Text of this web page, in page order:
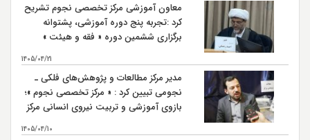
معاون آموزشی مرکز تخصصی نجوم تشریح
کرد :تجربه پنج دوره آموزشی، پشتوانه
برگزاری ششمین دوره « فقه و هیئت »
1405/04/21
مدیر مرکز مطالعات و پژوهش‌های فلکی ـ
نجومی تبیین کرد : « مرکز تخصصی نجوم »؛
بازوی آموزشی و تربیت نیروی انسانی مرکز
1405/04/10